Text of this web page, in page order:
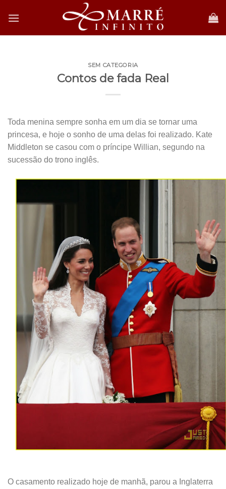
SEM CATEGORIA
Contos de fada Real
Toda menina sempre sonha em um dia se tornar uma
princesa, e hoje o sonho de uma delas foi realizado. Kate
Middleton se casou com o príncipe Willian, segundo na
sucessão do trono inglês.
O casamento realizado hoje de manhã, parou a Inglaterra